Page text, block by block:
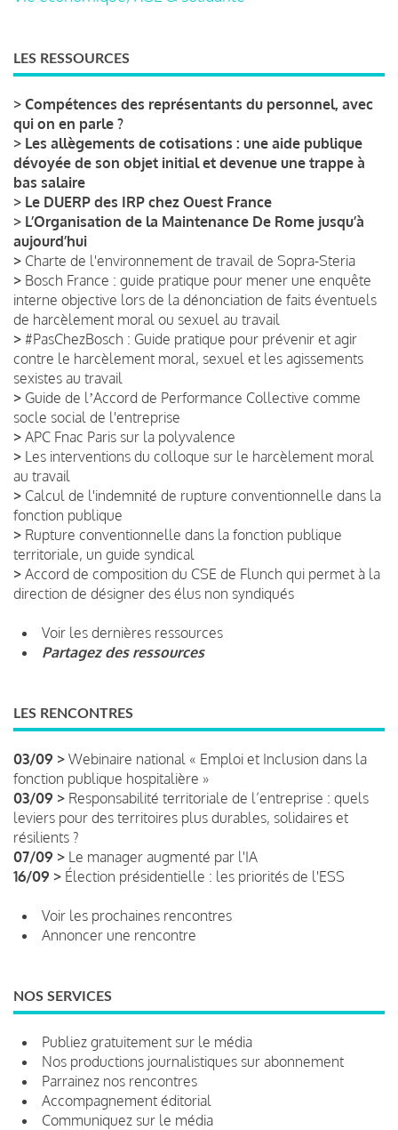
LES RESSOURCES
> Compétences des représentants du personnel, avec
qui on en parle ?
> Les allègements de cotisations : une aide publique
dévoyée de son objet initial et devenue une trappe à
bas salaire
> Le DUERP des IRP chez Ouest France
> L’Organisation de la Maintenance De Rome jusqu’à
aujourd’hui
> Charte de l'environnement de travail de Sopra-Steria
> Bosch France : guide pratique pour mener une enquête
interne objective lors de la dénonciation de faits éventuels
de harcèlement moral ou sexuel au travail
> #PasChezBosch : Guide pratique pour prévenir et agir
contre le harcèlement moral, sexuel et les agissements
sexistes au travail
> Guide de lʼAccord de Performance Collective comme
socle social de l'entreprise
> APC Fnac Paris sur la polyvalence
> Les interventions du colloque sur le harcèlement moral
au travail
> Calcul de l'indemnité de rupture conventionnelle dans la
fonction publique
> Rupture conventionnelle dans la fonction publique
territoriale, un guide syndical
> Accord de composition du CSE de Flunch qui permet à la
direction de désigner des élus non syndiqués
Voir les dernières ressources
Partagez des ressources
LES RENCONTRES
03/09 > Webinaire national « Emploi et Inclusion dans la
fonction publique hospitalière »
03/09 > Responsabilité territoriale de l’entreprise : quels
leviers pour des territoires plus durables, solidaires et
résilients ?
07/09 > Le manager augmenté par l'IA
16/09 > Élection présidentielle : les priorités de l'ESS
Voir les prochaines rencontres
Annoncer une rencontre
NOS SERVICES
Publiez gratuitement sur le média
Nos productions journalistiques sur abonnement
Parrainez nos rencontres
Accompagnement éditorial
Communiquez sur le média